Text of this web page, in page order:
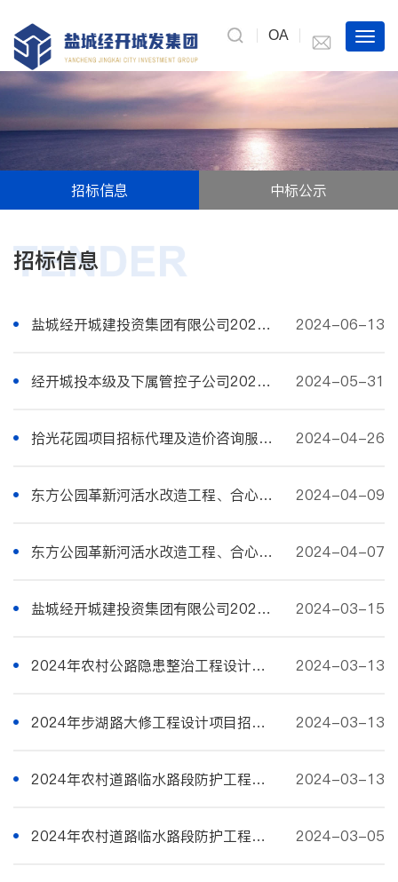
OA
招标信息 中标公示
招标信息
盐城经开城建投资集团有限公司2024年第三季季度招标代理及造价咨询服务招标公告 2024-06-13
经开城投本级及下属管控子公司2024年度融资项目可行性研究咨询服务机构招标公告 2024-05-31
拾光花园项目招标代理及造价咨询服务招标公告 2024-04-26
东方公园革新河活水改造工程、合心河路南侧（嵩山路-长江路学校）景观绿化、2024年口袋公园工程、新建遮阳挡雨棚等工程监理服务招标公告 2024-04-09
东方公园革新河活水改造工程、合心河路南侧（嵩山路-长江路学校）景观绿化、2024年口袋公园工程、新建遮阳挡雨棚等工程检测服务招标公告 2024-04-07
盐城经开城建投资集团有限公司2024年第二季季度招标代理及造价咨询服务招标公告 2024-03-15
2024年农村公路隐患整治工程设计服务项目招标主体变更公告 2024-03-13
2024年步湖路大修工程设计项目招标主体变更公告 2024-03-13
2024年农村道路临水路段防护工程设计服务招标主体变更公告 2024-03-13
2024年农村道路临水路段防护工程设计服务招标公告 2024-03-05